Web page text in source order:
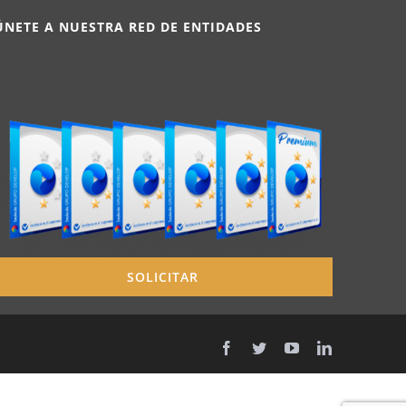
A NUESTRA RED DE ENTIDADES
SOLICITAR
Facebook
TwitterYouTubeLinkedIn